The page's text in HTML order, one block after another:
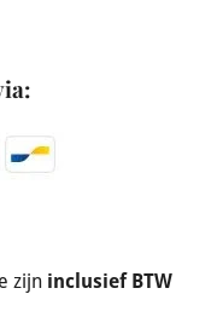
zijn inclusief BTW